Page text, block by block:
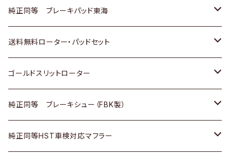
スバル
日野
三菱ふそう
ＢＭＷ
三菱
日野
三菱ふそう
日野
三菱ふそう
その他
マツダ
三菱
スバル
いすゞ
ダイハツ
マツダ
三菱
スバル
ダイハツ
マツダ
三菱
スズキ
日産
ダイハツ
マツダ
三菱
ホンダ
スズキ
日産
いすゞ
ダイハツ
トヨタ
ホンダ
スズキ
日産
ダイハツ
純正同等 ブレーキパッド東海
トヨタ
ホンダ
日産
いすゞ
送料無料ローター・パッドセット
トヨタ
ホンダ
スズキ
ゴールドスリットローター
トヨタ
ホンダ
純正同等 ブレーキシュー（FBK製）
ホンダ
純正同等HST車検対応マフラー